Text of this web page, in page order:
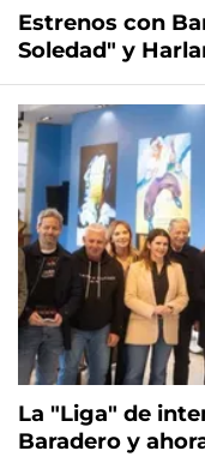
Estrenos con
Soledad" y
La "Liga" de
Baradero y